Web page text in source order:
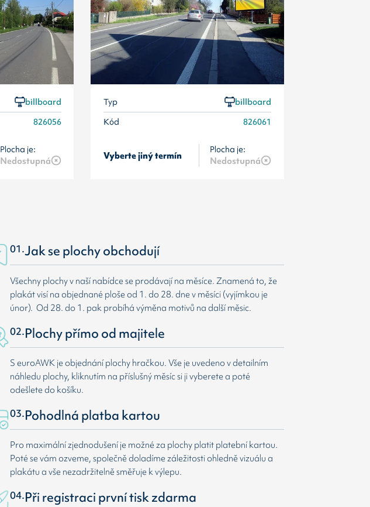
billboard
826056
Plocha je:
Nedostupná
Typ
billboard
Kód
826061
Vyberte jiný termín Plocha je:
Nedostupná
01.Jak se plochy obchodují
Všechny plochy v naší nabídce se prodávají na měsíce. Znamená to, že
plakát visí na objednané ploše od 1. do 28. dne v měsíci (vyjímkou je
únor). Od 28. do 1. pak probíhá výměna motivů na další měsic.
02.Plochy přímo od majitele
S euroAWK je objednání plochy hračkou. Vše je uvedeno v detailním
náhledu plochy, kliknutím na příslušný měsíc si ji vyberete a poté
odešlete do košíku.
03.Pohodlná platba kartou
Pro maximální zjednodušení je možné za plochy platit platební kartou.
Poté se vám ozveme, společně doladíme záležitosti ohledně vizuálu a
plakátu a vše nezadržitelně směřuje k výlepu.
04.Při registraci první tisk zdarma